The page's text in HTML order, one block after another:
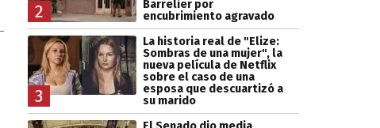
2
Barrelier por
encubrimiento agravado
3
La historia real de "Elize:
Sombras de una mujer", la
nueva película de Netflix
sobre el caso de una
esposa que descuartizó a
su marido